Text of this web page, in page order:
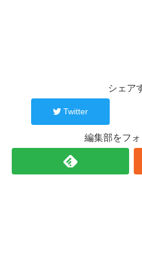
シェア
Twitter
編集部をフ